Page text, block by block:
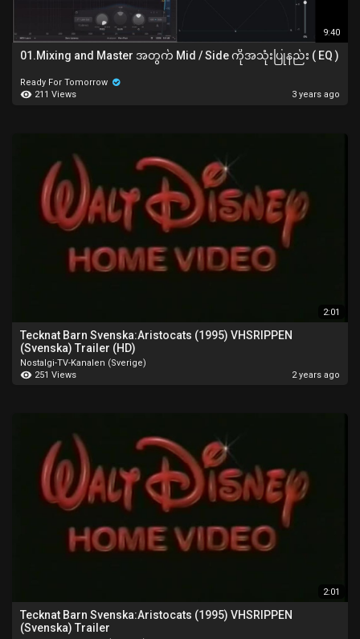
9:40
01.Mixing and Master အတွက် Mid / Side ကိုအသုံးပြုနည်း ( EQ )
Ready For Tomorrow
211 Views
3 years ago
2:01
Tecknat Barn Svenska:Aristocats (1995) VHSRIPPEN
(Svenska) Trailer (HD)
Nostalgi-TV-Kanalen (Sverige)
251 Views
2 years ago
2:01
Tecknat Barn Svenska:Aristocats (1995) VHSRIPPEN
(Svenska) Trailer